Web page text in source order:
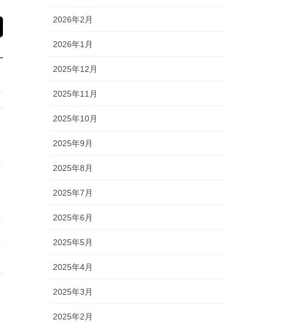
2026年2月
2026年1月
2025年12月
2025年11月
2025年10月
2025年9月
2025年8月
2025年7月
2025年6月
2025年5月
2025年4月
2025年3月
2025年2月